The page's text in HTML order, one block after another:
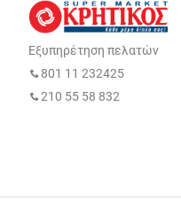
Εξυπηρέτηση πελατών
801 11 232425
210 55 58 832